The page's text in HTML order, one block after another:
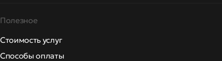
Полезное
Стоимость услуг
Способы оплаты